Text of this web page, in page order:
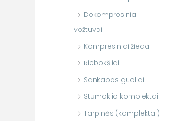
Dekompresiniai
vožtuvai
Kompresiniai žiedai
Riebokšliai
Sankabos guoliai
Stūmoklio komplektai
Tarpinės (komplektai)